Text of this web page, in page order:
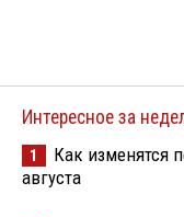
Интересное за
1
Как изменятся
августа